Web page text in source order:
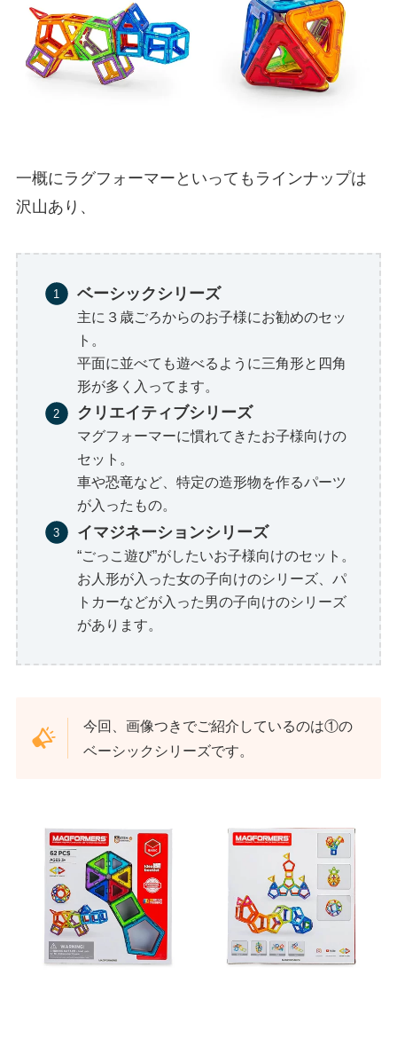
一概にラグフォーマーといってもラインナップは
沢山あり、
ベーシックシリーズ
主に３歳ごろからのお子様にお勧めのセッ
ト。
平面に並べても遊べるように三角形と四角
形が多く入ってます。
クリエイティブシリーズ
マグフォーマーに慣れてきたお子様向けの
セット。
車や恐竜など、特定の造形物を作るパーツ
が入ったもの。
イマジネーションシリーズ
“ごっこ遊び”がしたいお子様向けのセット。
お人形が入った女の子向けのシリーズ、パ
トカーなどが入った男の子向けのシリーズ
があります。
今回、画像つきでご紹介しているのは①の
ベーシックシリーズです。